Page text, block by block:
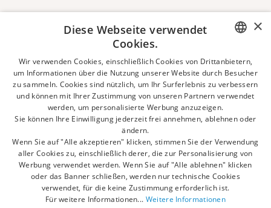
ITALIAN
ENGLISH
FRENCH
POLISH
×
Diese Webseite verwendet
Cookies.
Wir verwenden Cookies, einschließlich Cookies von Drittanbietern,
um Informationen über die Nutzung unserer Website durch Besucher
zu sammeln. Cookies sind nützlich, um Ihr Surferlebnis zu verbessern
und können mit Ihrer Zustimmung von unseren Partnern verwendet
werden, um personalisierte Werbung anzuzeigen.
Sie können Ihre Einwilligung jederzeit frei annehmen, ablehnen oder
ändern.
Wenn Sie auf "Alle akzeptieren" klicken, stimmen Sie der Verwendung
aller Cookies zu, einschließlich derer, die zur Personalisierung von
Werbung verwendet werden. Wenn Sie auf "Alle ablehnen" klicken
oder das Banner schließen, werden nur technische Cookies
verwendet, für die keine Zustimmung erforderlich ist.
Für weitere Informationen... Weitere Informationen